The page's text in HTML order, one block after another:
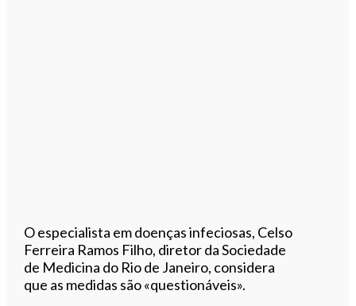
O especialista em doenças infeciosas, Celso
Ferreira Ramos Filho, diretor da Sociedade
de Medicina do Rio de Janeiro, considera
que as medidas são «questionáveis».